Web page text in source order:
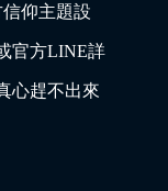
仰主題設
官方LINE詳
心趕不出來